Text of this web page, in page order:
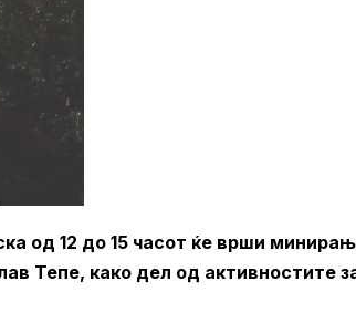
од 12 до 15 часот ќе врши
Тепе, како дел од активностите